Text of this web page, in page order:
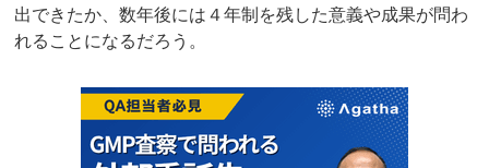
出できたか、数年後には４年制を残した意義や成果が問わ
れることになるだろう。